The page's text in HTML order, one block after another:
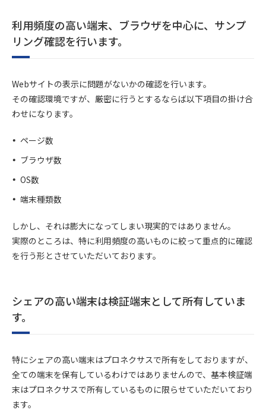
利用頻度の高い端末、ブラウザを中心に、サンプ
リング確認を行います。
Webサイトの表示に問題がないかの確認を行います。
その確認環境ですが、厳密に行うとするならば以下項目の掛け合
わせになります。
ページ数
ブラウザ数
OS数
端末種類数
しかし、それは膨大になってしまい現実的ではありません。
実際のところは、特に利用頻度の高いものに絞って重点的に確認
を行う形とさせていただいております。
シェアの高い端末は検証端末として所有していま
す。
特にシェアの高い端末はプロネクサスで所有をしておりますが、
全ての端末を保有しているわけではありませんので、基本検証端
末はプロネクサスで所有しているものに限らせていただいており
ます。